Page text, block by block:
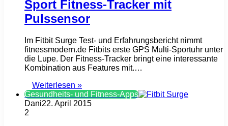
Sport Fitness-Tracker mit
Pulssensor
Im Fitbit Surge Test- und Erfahrungsbericht nimmt
fitnessmodern.de Fitbits erste GPS Multi-Sportuhr unter
die Lupe. Der Fitness-Tracker bringt eine interessante
Kombination aus Features mit.…
Weiterlesen »
Gesundheits- und Fitness-Apps
Dani22. April 2015
2